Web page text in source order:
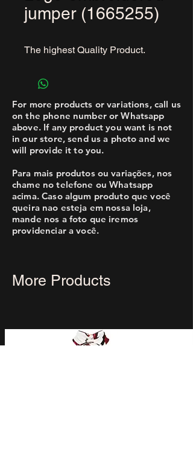
jumper (1665255)
The highest Quality Product.
For more products or variations, call us
on the phone number or Whatsapp
above. If any product you want is not
in our store, send us a photo and we
will provide it to you.
Para mais produtos ou variações, nos
chame no telefone ou Whatsapp
acima. Caso algum produto que você
queira nao esteja em nossa loja,
mande nos a foto que iremos
providenciar a você.
More Products